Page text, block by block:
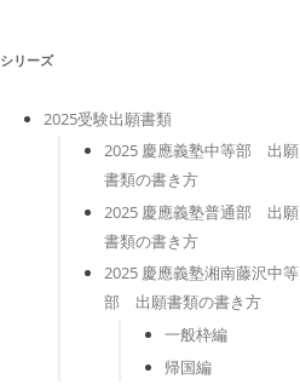
シリーズ
2025受験出願書類
2025 慶應義塾中等部 出願
書類の書き方
2025 慶應義塾普通部 出願
書類の書き方
2025 慶應義塾湘南藤沢中等
部 出願書類の書き方
一般枠編
帰国編